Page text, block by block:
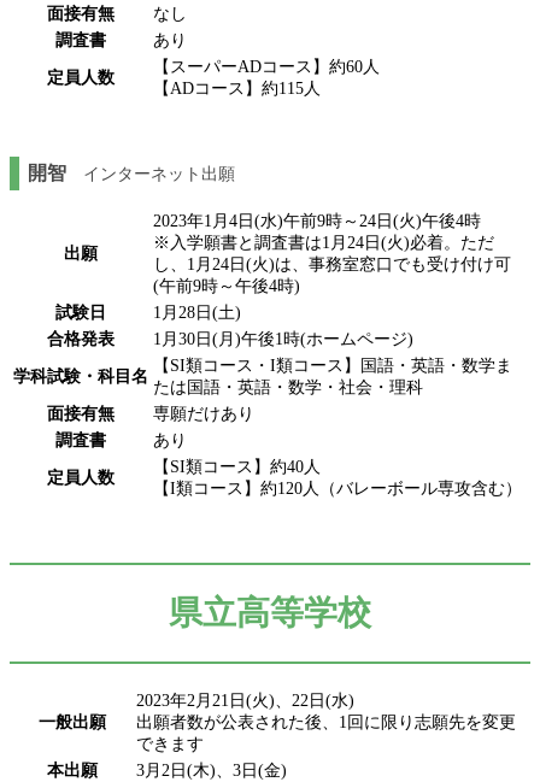
面接有無
なし
調査書
あり
定員人数
【スーパーADコース】約60人
【ADコース】約115人
開智 インターネット出願
出願
2023年1月4日(水)午前9時～24日(火)午後4時
※入学願書と調査書は1月24日(火)必着。ただ
し、1月24日(火)は、事務室窓口でも受け付け可
(午前9時～午後4時)
試験日
1月28日(土)
合格発表
1月30日(月)午後1時(ホームページ)
学科試験・科目名
【SI類コース・I類コース】国語・英語・数学ま
たは国語・英語・数学・社会・理科
面接有無
専願だけあり
調査書
あり
定員人数
【SI類コース】約40人
【I類コース】約120人（バレーボール専攻含む）
県立高等学校
一般出願
2023年2月21日(火)、22日(水)
出願者数が公表された後、1回に限り志願先を変更
できます
本出願
3月2日(木)、3日(金)